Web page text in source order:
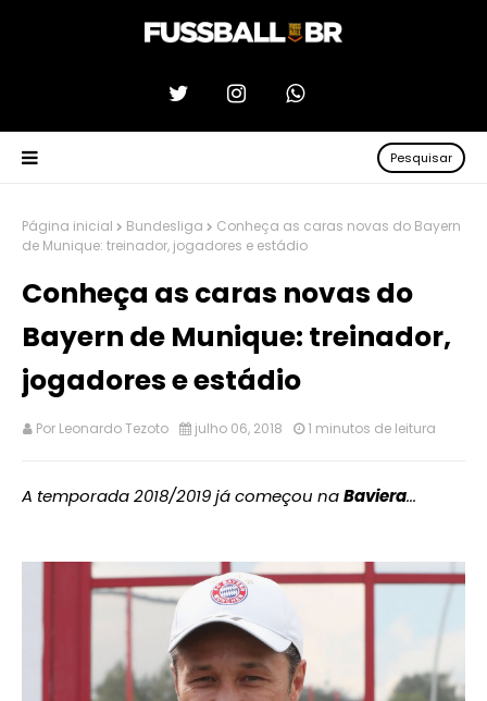
Pesquisar
Página inicial Bundesliga
Conheça as caras novas do Bayern
de Munique: treinador, jogadores e estádio
Conheça as caras novas do
Bayern de Munique: treinador,
jogadores e estádio
Por Leonardo Tezoto julho 06, 2018 1 minutos de leitura
A temporada 2018/2019 já começou naBaviera...